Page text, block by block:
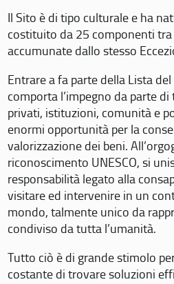
Il Sito è di tipo culturale e ha
costituito da 25 componenti
accumunate dallo stesso
Entrare a fa parte della Lista
comporta l’impegno da parte
privati, istituzioni, comunità e
enormi opportunità per la
valorizzazione dei beni.
riconoscimento UNESCO, si
responsabilità legato alla
visitare ed intervenire in un
mondo, talmente unico da
condiviso da tutta l’umanità.
Tutto ciò è di grande stimolo
costante di trovare soluzioni